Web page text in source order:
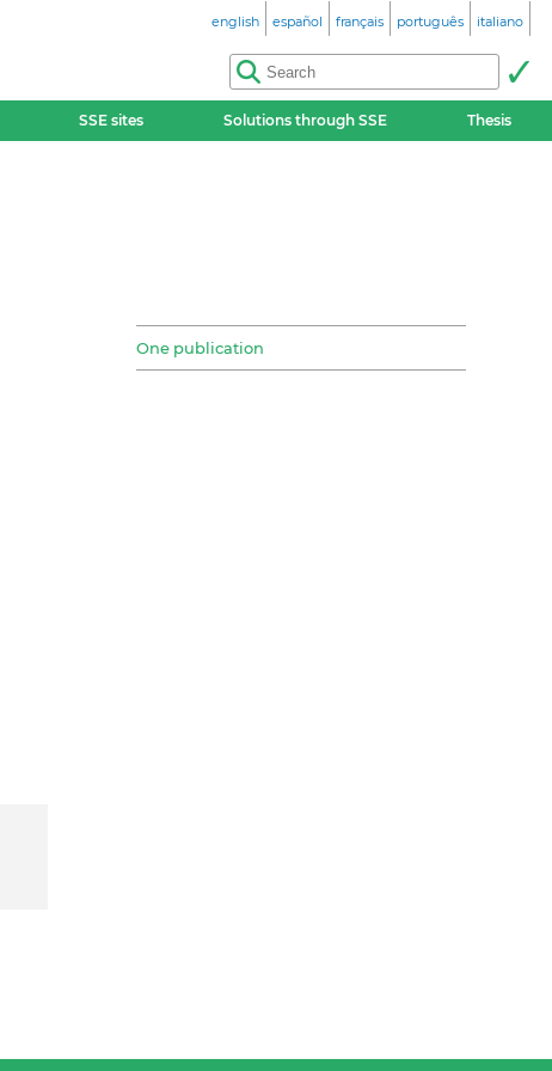
english español français português italiano
SSE sites Solutions through SSE Thesis
One publication